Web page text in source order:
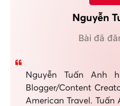
Nguyễn
Bài đã
Nguyễn Tuấn Anh
Blogger/Content
American Travel.